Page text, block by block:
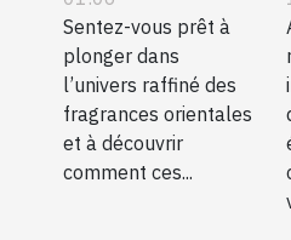
l'élégance
moderne ?
Sentez-vous prêt à
plonger dans
l’univers raffiné des
fragrances orientales
et à découvrir
comment ces...